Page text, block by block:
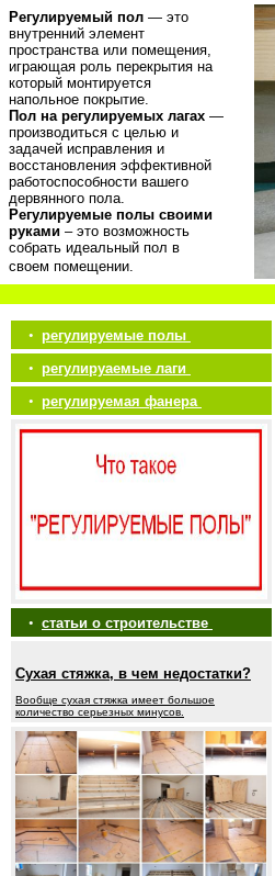
Регулируемый пол — это
внутренний элемент
пространства или помещения,
играющая роль перекрытия на
который монтируется
напольное покрытие.
Пол на регулируемых лагах —
производиться с целью и
задачей исправления и
восстановления эффективной
работоспособности вашего
дервянного пола.
Регулируемые полы своими
руками – это возможность
собрать идеальный пол в
своем помещении.
• регулируемые полы
• регулируаемые лаги
• регулируемая фанера
• статьи о строительстве
Сухая стяжка, в чем недостатки?
Вообще сухая стяжка имеет большое
количество серьезных минусов.